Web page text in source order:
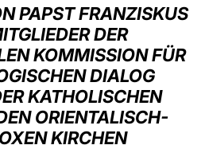
العربيّة
中文
LATINE
PAPST FRANZISKUS
DER
KOMMISSION FÜR
DIALOG
KATHOLISCHEN
ORIENTALISCH-
KIRCHEN